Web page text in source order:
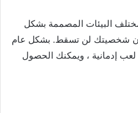
البيئات المصممة بشكل
أن شخصيتك لن تسقط. بشكل عام
لعب إدمانية ، ويمكنك الحصول